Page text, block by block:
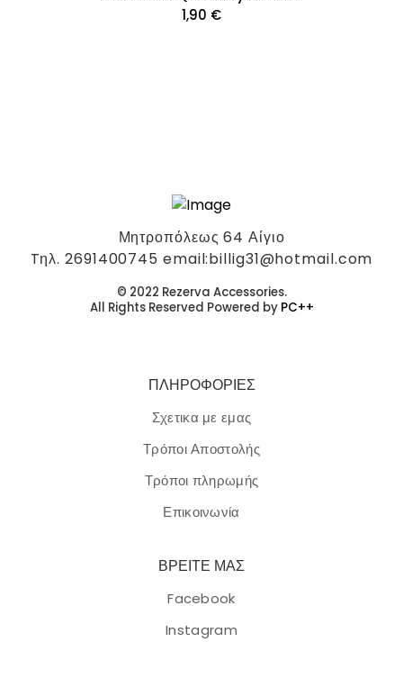
1,90 €
Μητροπόλεως 64 Αίγιο
Tηλ. 2691400745 email:billig31@hotmail.com
© 2022 Rezerva Accessories.
All Rights Reserved Powered by PC++
ΠΛΗΡΟΦΟΡΙΕΣ
Σχετικα με εμας
Τρόποι Αποστολής
Τρόποι πληρωμής
Επικοινωνία
ΒΡΕΙΤΕ ΜΑΣ
Facebook
Instagram